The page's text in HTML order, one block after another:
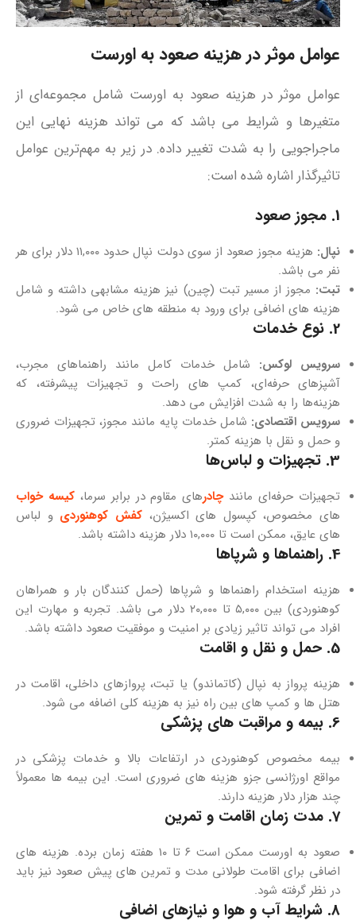
عوامل موثر در هزینه صعود به اورست
عوامل موثر در هزینه صعود به اورست شامل مجموعه‌ای از
متغیرها و شرایط می باشد که می‌ تواند هزینه نهایی این
ماجراجویی را به شدت تغییر داده. در زیر به مهم‌ترین عوامل
تاثیرگذار اشاره شده است:
1. مجوز صعود
نپال:
هزینه مجوز صعود از سوی دولت نپال حدود ۱۱,۰۰۰ دلار برای هر
نفر می باشد.
تبت: مجوز از مسیر تبت (چین) نیز هزینه مشابهی داشته و شامل
هزینه‌ های اضافی برای ورود به منطقه‌ های خاص می‌ شود.
2. نوع خدمات
سرویس لوکس: شامل خدمات کامل مانند راهنماهای مجرب،
آشپزهای حرفه‌ای، کمپ‌ های راحت و تجهیزات پیشرفته، که
هزینه‌ها را به شدت افزایش می‌ دهد.
سرویس اقتصادی: شامل خدمات پایه مانند مجوز، تجهیزات ضروری
و حمل‌ و نقل با هزینه کمتر.
3. تجهیزات و لباس‌ها
تجهیزات حرفه‌ای مانندچادرهای مقاوم در برابر سرما،کیسه خواب‌
های مخصوص، کپسول‌ های اکسیژن،کفش‌ کوهنوردی و لباس‌
های عایق، ممکن است تا ۱۰,۰۰۰ دلار هزینه داشته باشد.
4. راهنماها و شرپاها
هزینه استخدام راهنماها و شرپاها (حمل‌ کنندگان بار و همراهان
کوهنوردی) بین ۵,۰۰۰ تا ۲۰,۰۰۰ دلار می باشد. تجربه و مهارت این
افراد می‌ تواند تاثیر زیادی بر امنیت و موفقیت صعود داشته باشد.
5. حمل‌ و نقل و اقامت
هزینه پرواز به نپال (کاتماندو) یا تبت، پروازهای داخلی، اقامت در
هتل‌ ها و کمپ‌ های بین راه نیز به هزینه کلی اضافه می‌ شود.
6. بیمه و مراقبت‌ های پزشکی
بیمه مخصوص کوهنوردی در ارتفاعات بالا و خدمات پزشکی در
مواقع اورژانسی جزو هزینه‌ های ضروری است. این بیمه‌ ها معمولاً
چند هزار دلار هزینه دارند.
7. مدت زمان اقامت و تمرین
صعود به اورست ممکن است ۶ تا ۱۰ هفته زمان برده. هزینه‌ های
اضافی برای اقامت طولانی‌ مدت و تمرین‌ های پیش‌ صعود نیز باید
در نظر گرفته شود.
8. شرایط آب‌ و هوا و نیازهای اضافی